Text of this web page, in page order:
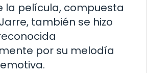
la película, compuesta
también se hizo
por su melodía